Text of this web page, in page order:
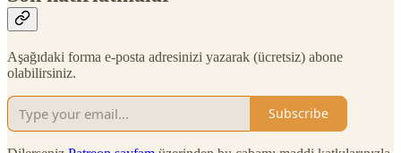
Aşağıdaki forma e-posta adresinizi yazarak (ücretsiz) abone
olabilirsiniz.
Subscribe